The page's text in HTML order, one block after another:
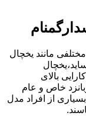
مانند یخچال
بالای
خاص و عام
از افراد مدل